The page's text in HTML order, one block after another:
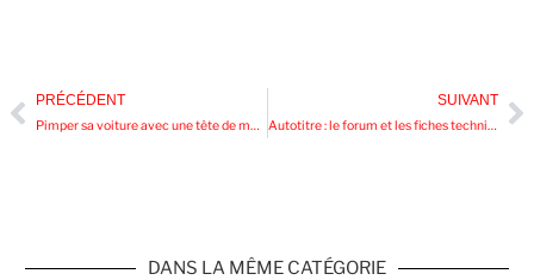
PRÉCÉDENT
Pimper sa voiture avec une tête de mort ?
SUIVANT
Autotitre : le forum et les fiches techniques sont-ils fiables ?
DANS LA MÊME CATÉGORIE